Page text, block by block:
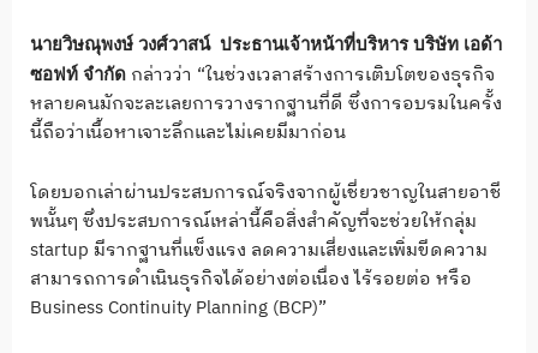
นายวิษณุพงษ์ วงศ์วาสน์ ประธานเจ้าหน้าที่บริหาร บริษัท เอด้า
ซอฟท์ จำกัด กล่าวว่า “ในช่วงเวลาสร้างการเติบโตของธุรกิจ
หลายคนมักจะละเลยการวางรากฐานที่ดี ซึ่งการอบรมในครั้ง
นี้ถือว่าเนื้อหาเจาะลึกและไม่เคยมีมาก่อน
โดยบอกเล่าผ่านประสบการณ์จริงจากผู้เชี่ยวชาญในสายอาชี
พนั้นๆ ซึ่งประสบการณ์เหล่านี้คือสิ่งสำคัญที่จะช่วยให้กลุ่ม
startup มีรากฐานที่แข็งแรง ลดความเสี่ยงและเพิ่มขีดความ
สามารถการดำเนินธุรกิจได้อย่างต่อเนื่อง ไร้รอยต่อ หรือ
Business Continuity Planning (BCP)”